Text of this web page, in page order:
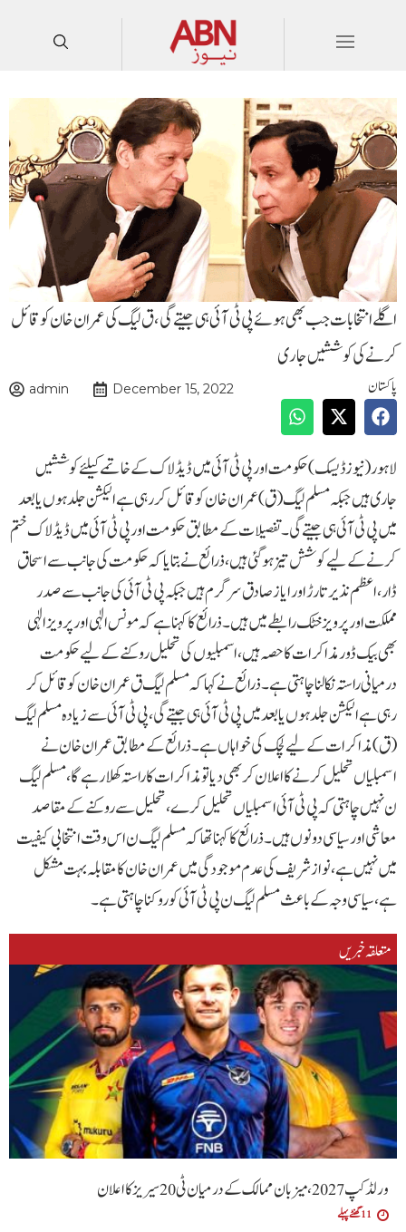
اگلے انتخابا ت جب بھی ہوئے پی ٹی آئی ہی جیتے گی،ق لیگ کی عمران خان کو قائل
کرنے کی کوششیں جاری
پاکستان admin December 15, 2022
لاہور (نیوزڈیسک) حکومت اور پی ٹی آئی میں ڈیڈ لاک کےخاتمے کیلئے کوششیں
جاری ہیں جبکہ مسلم لیگ (ق )عمران خان کو قائل کر رہی ہے الیکشن جلد ہوں یا بعد
میں پی ٹی آئی ہی جیتے گی۔تفصیلات کے مطابق حکومت اور پی ٹی آئی میں ڈیڈ لاک ختم
کرنے کے لیے کوشش تیز ہوگئی ہیں، ذرائع نے بتایا کہ حکومت کی جانب سے اسحاق
ڈار، اعظم نذیر تارڑ اور ایاز صادق سرگرم ہیں جبکہ پی ٹی آئی کی جانب سے صدر
مملکت اور پرویز خٹک رابطے میں ہیں۔ذرائع کا کہنا ہے کہ مونس الٰہی اور پرویز الٰہی
بھی بیک ڈور مذاکرات کا حصہ ہیں، اسمبلیوں کی تحلیل روکنے کے لیے حکومت
درمیانی راستہ نکالنا چاہتی ہے۔ذرائع نے کہا کہ مسلم لیگ ق عمران خان کو قائل کر
رہی ہے الیکشن جلد ہوں یا بعد میں پی ٹی آئی ہی جیتے گی، پی ٹی آئی سے زیادہ مسلم لیگ
(ق) مذاکرات کے لیے لچک کی خواہاں ہے۔ذرائع کے مطابق عمران خان نے
اسمبلیاں تحلیل کرنے کا اعلان کر بھی دیا تو مذاکرات کا راستہ کھلا رہے گا، مسلم لیگ
ن نہیں چاہتی کہ پی ٹی آئی اسمبلیاں تحلیل کرے، تحلیل سے روکنے کے مقاصد
معاشی اور سیاسی دونوں ہیں۔ذرائع کا کہنا تھا کہ مسلم لیگ ن اس وقت انتخابی کیفیت
میں نہیں ہے،نواز شریف کی عدم موجودگی میں عمران خان کا مقابلہ بہت مشکل
ہے،سیاسی وجہ کے باعث مسلم لیگ ن پی ٹی آئی کو روکنا چاہتی ہے۔
متعلقہ خبریں
ورلڈ کپ 2027، میزبان ممالک کے درمیان ٹی20 سیریز کا اعلان
11 گھنٹے پہلے